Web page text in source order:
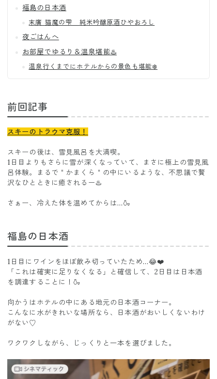
福島の日本酒
末廣 猫魔の雫 純米吟醸原酒ひやおろし
夜ごはんへ
お部屋でゆるり＆温泉堪能♨️
温泉行くまでにホテルからの景色も堪能❄️
前回記事
スキーのトラウマ克服！
スキーの後は、雪見風呂を大満喫。
1日目よりもさらに雪が深くなっていて、まさに極上の雪見風
呂体験。まるで＂かまくら＂の中にいるような、不思議で贅
沢なひとときに癒されるー♨️
さぁー、冷えた体を温めてからは…🍶
福島の日本酒
1日目にワインをほぼ飲み切っていたため…😂❤️
「これは確実に足りなくなる」と確信して、2日目は日本酒
を調達することに！🍶
向かうはホテルの中にある地元の日本酒コーナー。
こんなに水がきれいな場所なら、日本酒がおいしくないわけ
がない♡
ワクワクしながら、じっくりと一本を選びました。